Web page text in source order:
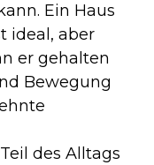
Ein Haus
ideal, aber
er gehalten
Bewegung
des Alltags